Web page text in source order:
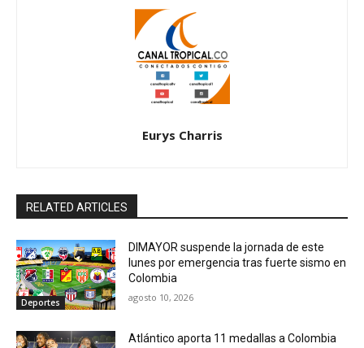
Eurys Charris
RELATED ARTICLES
Deportes
DIMAYOR suspende la jornada de este
lunes por emergencia tras fuerte sismo en
Colombia
agosto 10, 2026
Atlántico aporta 11 medallas a Colombia